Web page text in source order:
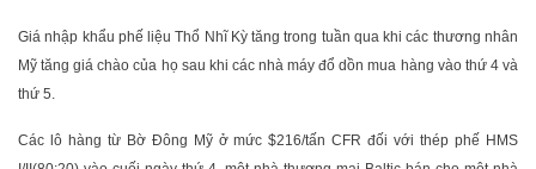
Giá nhập khẩu phế liệu Thổ Nhĩ Kỳ tăng trong tuần qua khi các thương nhân
Mỹ tăng giá chào của họ sau khi các nhà máy đổ dồn mua hàng vào thứ 4 và
thứ 5.
Các lô hàng từ Bờ Đông Mỹ ở mức $216/tấn CFR đối với thép phế HMS